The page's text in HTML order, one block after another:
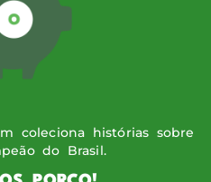
coleciona histórias sobre
do Brasil.